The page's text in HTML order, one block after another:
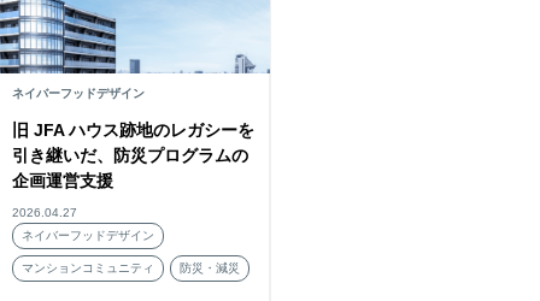
ネイバーフッドデザイン
旧 JFA ハウス跡地のレガシーを
引き継いだ、防災プログラムの
企画運営支援
2026.04.27
ネイバーフッドデザイン
マンションコミュニティ 防災・減災